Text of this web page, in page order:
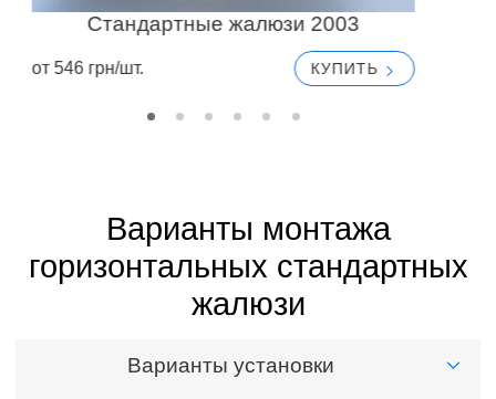
Стандартные жалюзи 2003
от 546 грн/шт. КУПИТЬ
Варианты монтажа
горизонтальных стандартных
жалюзи
Варианты установки